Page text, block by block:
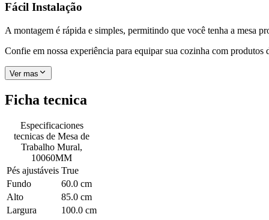
Fácil Instalação
A montagem é rápida e simples, permitindo que você tenha a mesa
Confie em nossa experiência para equipar sua cozinha com produtos
Ver mas
Ficha tecnica
Especificaciones
tecnicas de Mesa de
Trabalho Mural,
10060MM
Pés ajustáveis True
Fundo
60.0 cm
Alto
85.0 cm
Largura
100.0 cm